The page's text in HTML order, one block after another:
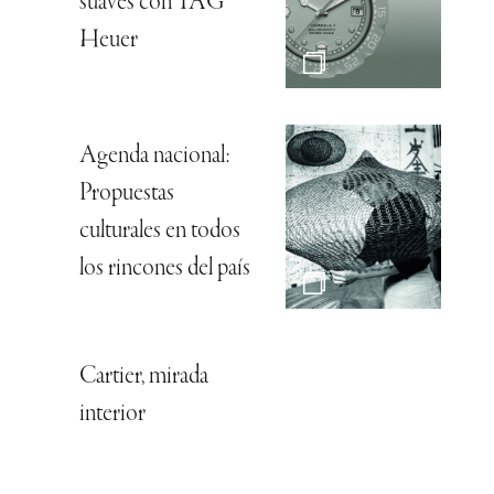
Heuer
Agenda nacional:
Propuestas
culturales en todos
los rincones del país
Cartier, mirada
interior